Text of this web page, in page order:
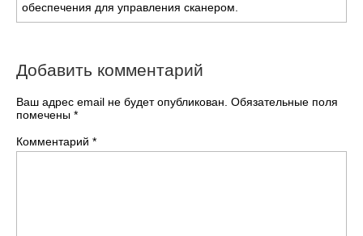
обеспечения для управления сканером.
Добавить комментарий
Ваш адрес email не будет опубликован. Обязательные поля
помечены *
Комментарий *